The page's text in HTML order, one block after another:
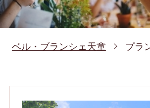
ベル・ブランシェ天童 プラ